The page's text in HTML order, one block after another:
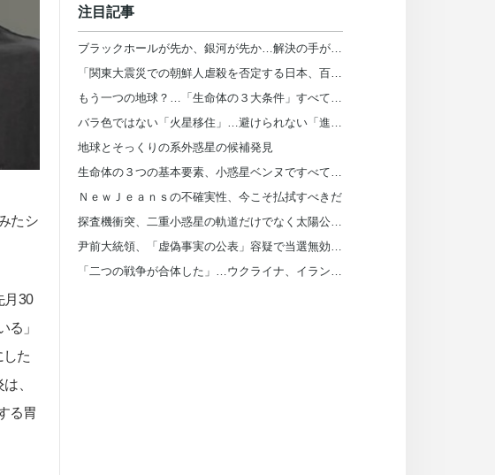
たシ
月30
る」
た
、
る胃
注目記事
ブラックホールが先か、銀河が先か…解決の手がかりを発見
「関東大震災での朝鮮人虐殺を否定する日本、百年前と何が違うのか」【インタビュー】
もう一つの地球？…「生命体の３大条件」すべて備えた系外惑星を発見
バラ色ではない「火星移住」…避けられない「進化」の影【レビュー】
地球とそっくりの系外惑星の候補発見
生命体の３つの基本要素、小惑星ベンヌですべて発見
ＮｅｗＪｅａｎｓの不確実性、今こそ払拭すべきだ
探査機衝突、二重小惑星の軌道だけでなく太陽公転まで変えた
尹前大統領、「虚偽事実の公表」容疑で当選無効判決…確定すれば前与党は選挙費返還
「二つの戦争が合体した」…ウクライナ、イラン船を攻撃し「参戦」したわけは